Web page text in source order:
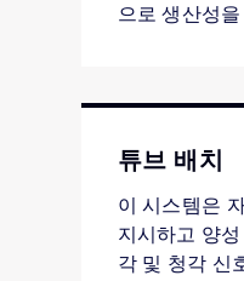
으로 생산성
튜브 배치
이 시스템은
지시하고 양
각 및 청각 신